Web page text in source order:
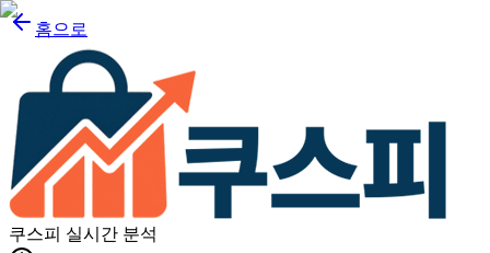
홈으로
쿠스피 실시간 분석